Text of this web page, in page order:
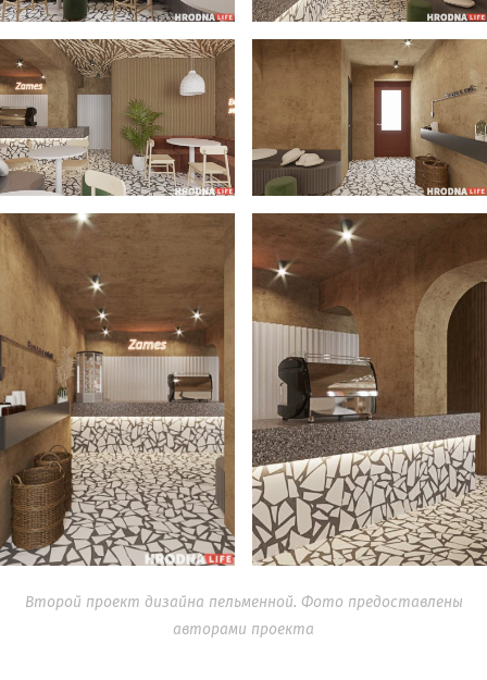
Второй проект дизайна пельменной. Фото предоставлены
авторами проекта